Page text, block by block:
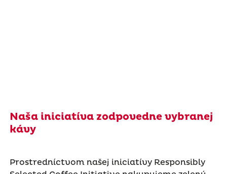
Naša iniciatíva zodpovedne vybranej
kávy
Prostredníctvom našej iniciatívy Responsibly